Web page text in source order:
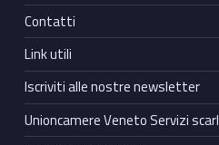
Contatti
Link utili
Iscriviti alle nostre newsletter
Unioncamere Veneto Servizi scarl